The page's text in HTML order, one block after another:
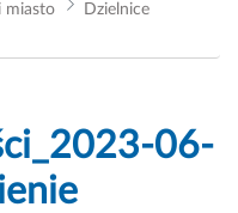
miasto
Dzielnice
06-